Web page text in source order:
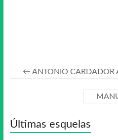
← ANTONIO CARDADOR
Últimas esquelas